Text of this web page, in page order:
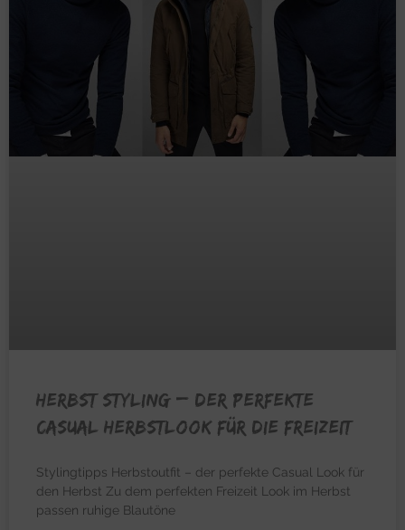
HERBST STYLING – Der perfekte
casual Herbstlook für die Freizeit
Stylingtipps Herbstoutfit – der perfekte Casual Look für
den Herbst Zu dem perfekten Freizeit Look im Herbst
passen ruhige Blautöne